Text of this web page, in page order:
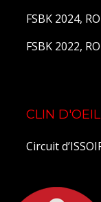
FSBK 2024,
FSBK 2022,
CLIN D'OEIL
Circuit